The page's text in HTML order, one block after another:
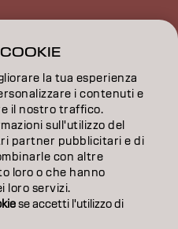
la tua esperienza
i contenuti e
il nostro traffico.
sull'utilizzo del
partner pubblicitari e di
con altre
loro o che hanno
loro servizi.
se accetti l'utilizzo di